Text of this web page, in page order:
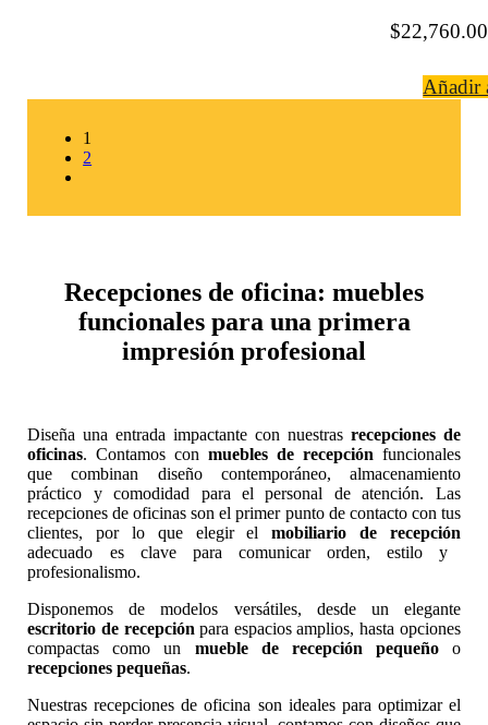
$22,760.00
Añadir
1
2
Recepciones de oficina: muebles
funcionales para una primera
impresión profesional
Diseña una entrada impactante con nuestras recepciones de
oficinas. Contamos con muebles de recepción funcionales
que combinan diseño contemporáneo, almacenamiento
práctico y comodidad para el personal de atención. Las
recepciones de oficinas son el primer punto de contacto con tus
clientes, por lo que elegir elmobiliario de recepción
adecuado es clave para comunicar orden, estilo y
profesionalismo.
Disponemos de modelos versátiles, desde un elegante
escritorio de recepción para espacios amplios, hasta opciones
compactas como un mueble de recepción pequeñoo
recepciones pequeñas.
Nuestras recepciones de oficina son ideales para optimizar el